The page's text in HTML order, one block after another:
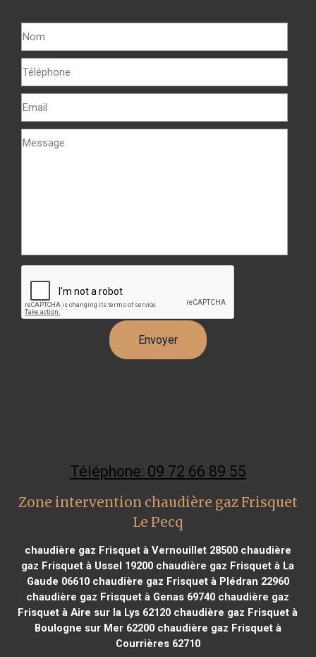
Téléphone: 09 72 66 89 55
Zone intervention chaudière gaz Frisquet
Le Pecq
chaudière gaz Frisquet à Vernouillet 28500chaudière
gaz Frisquet à Ussel 19200 chaudière gaz Frisquet à La
Gaude 06610chaudière gaz Frisquet à Plédran 22960
chaudière gaz Frisquet à Genas 69740 chaudière gaz
Frisquet à Aire sur la Lys 62120 chaudière gaz Frisquet à
Boulogne sur Mer 62200chaudière gaz Frisquet à
Courrières 62710